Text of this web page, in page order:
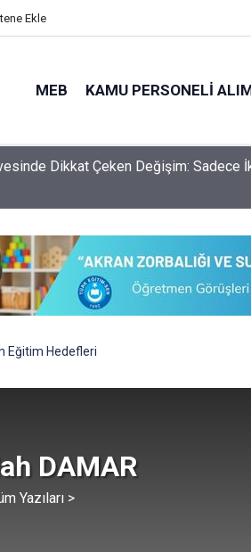
Ekle
MEB KAMU PERSONELI
Yerleştirme Sonuçlarına Göre
Eğitim Hedefleri
DAMAR
Yazıları >